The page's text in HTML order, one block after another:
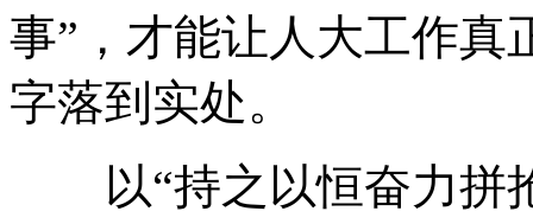
事”，才能让人大工作真
字落到实处。
以“持之以恒奋力拼